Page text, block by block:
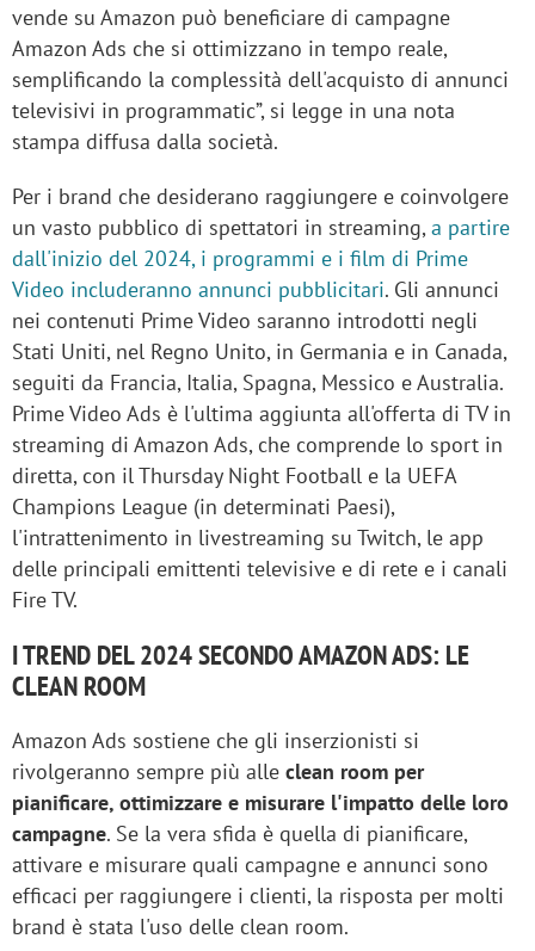
vende su Amazon può beneficiare di campagne
Amazon Ads che si ottimizzano in tempo reale,
semplificando la complessità dell'acquisto di annunci
televisivi in programmatic”, si legge in una nota
stampa diffusa dalla società.
Per i brand che desiderano raggiungere e coinvolgere
un vasto pubblico di spettatori in streaming,a partire
dall'inizio del 2024, i programmi e i film di Prime
Video includeranno annunci pubblicitari. Gli annunci
nei contenuti Prime Video saranno introdotti negli
Stati Uniti, nel Regno Unito, in Germania e in Canada,
seguiti da Francia, Italia, Spagna, Messico e Australia.
Prime Video Ads è l'ultima aggiunta all'offerta di TV in
streaming di Amazon Ads, che comprende lo sport in
diretta, con il Thursday Night Football e la UEFA
Champions League (in determinati Paesi),
l'intrattenimento in livestreaming su Twitch, le app
delle principali emittenti televisive e di rete e i canali
Fire TV.
I TREND DEL 2024 SECONDO AMAZON ADS: LE
CLEAN ROOM
Amazon Ads sostiene che gli inserzionisti si
rivolgeranno sempre più alle clean room per
pianificare, ottimizzare e misurare l'impatto delle loro
campagne. Se la vera sfida è quella di pianificare,
attivare e misurare quali campagne e annunci sono
efficaci per raggiungere i clienti, la risposta per molti
brand è stata l'uso delle clean room.